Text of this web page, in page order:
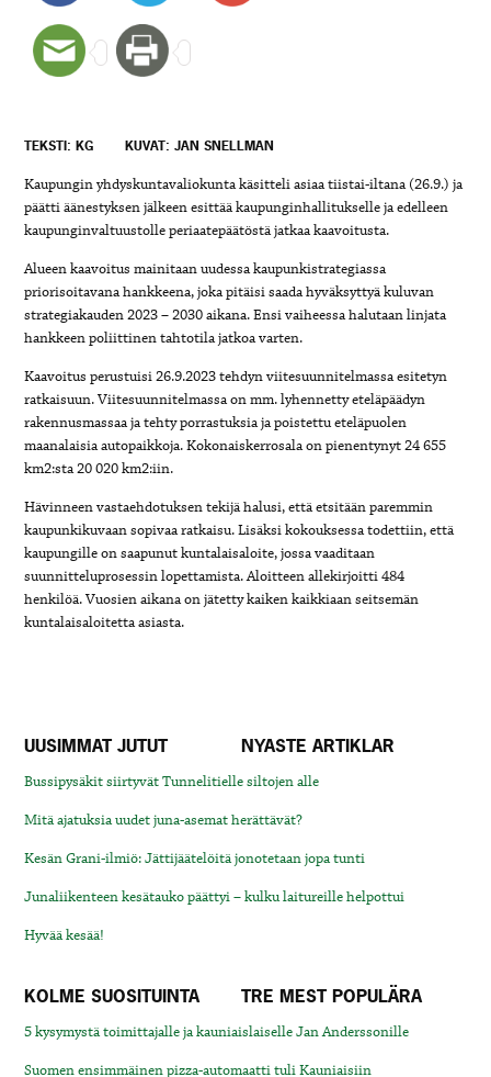
TEKSTI: KG KUVAT: JAN SNELLMAN
Kaupungin yhdyskuntavaliokunta käsitteli asiaa tiistai-iltana (26.9.) ja
päätti äänestyksen jälkeen esittääkaupunginhallitukselle ja edelleen
kaupunginvaltuustolle periaatepäätöstä jatkaa kaavoitusta.
Alueen kaavoitus mainitaan uudessa kaupunkistrategiassa
priorisoitavana hankkeena, joka pitäisi saada hyväksyttyä kuluvan
strategiakauden 2023 – 2030 aikana. Ensi vaiheessa halutaan linjata
hankkeen poliittinen tahtotila jatkoa varten.
Kaavoitus perustuisi 26.9.2023 tehdyn viitesuunnitelmassa esitetyn
ratkaisuun.Viitesuunnitelmassa on mm. lyhennetty eteläpäädyn
rakennusmassaa ja tehty porrastuksia ja poistettu eteläpuolen
maanalaisia autopaikkoja. Kokonaiskerrosala on pienentynyt 24655
km2:sta 20 020 km2:iin.
Hävinneen vastaehdotuksen tekijä halusi, että etsitään paremmin
kaupunkikuvaan sopivaa ratkaisu.Lisäksi kokouksessa todettiin, että
kaupungille on saapunut kuntalaisaloite, jossa vaaditaan
suunnitteluprosessin lopettamista.Aloitteen allekirjoitti 484
henkilöä.Vuosien aikana on jätetty kaiken kaikkiaan seitsemän
kuntalaisaloitetta asiasta.
UUSIMMAT JUTUT NYASTE ARTIKLAR
Bussipysäkit siirtyvät Tunnelitielle siltojen alle
Mitä ajatuksia uudet juna-asemat herättävät?
Kesän Grani-ilmiö: Jättijäätelöitä jonotetaan jopa tunti
Junaliikenteen kesätauko päättyi – kulku laitureille helpottui
Hyvää kesää!
KOLME SUOSITUINTA TRE MEST POPULÄRA
5 kysymystä toimittajalle ja kauniaislaiselle Jan Anderssonille
Suomen ensimmäinen pizza-automaatti tuli Kauniaisiin